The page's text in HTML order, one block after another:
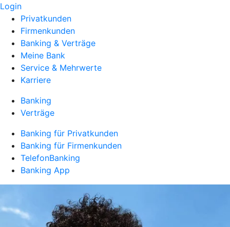
Login
Privatkunden
Firmenkunden
Banking & Verträge
Meine Bank
Service & Mehrwerte
Karriere
Banking
Verträge
Banking für Privatkunden
Banking für Firmenkunden
TelefonBanking
Banking App